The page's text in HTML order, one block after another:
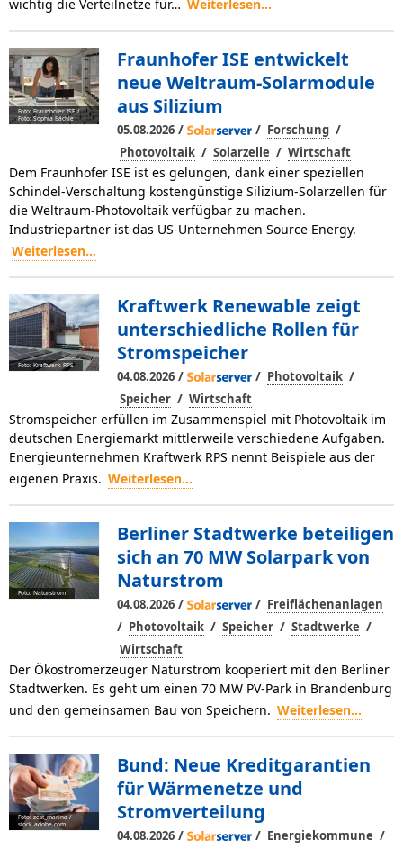
wichtig die Verteilnetze für… Weiterlesen...
Foto: Fraunhofer ISE /
Foto: Sophia Bächle
Fraunhofer ISE entwickelt
neue Weltraum-Solarmodule
aus Silizium
05.08.2026 / / Forschung /
Photovoltaik / Solarzelle / Wirtschaft
Dem Fraunhofer ISE ist es gelungen, dank einer speziellen
Schindel-Verschaltung kostengünstige Silizium-Solarzellen für
die Weltraum-Photovoltaik verfügbar zu machen.
Industriepartner ist das US-Unternehmen Source Energy.
Weiterlesen...
Foto: Kraftwerk RPS
Kraftwerk Renewable zeigt
unterschiedliche Rollen für
Stromspeicher
04.08.2026 / / Photovoltaik /
Speicher / Wirtschaft
Stromspeicher erfüllen im Zusammenspiel mit Photovoltaik im
deutschen Energiemarkt mittlerweile verschiedene Aufgaben.
Energieunternehmen Kraftwerk RPS nennt Beispiele aus der
eigenen Praxis. Weiterlesen...
Foto: Naturstrom
Berliner Stadtwerke beteiligen
sich an 70 MW Solarpark von
Naturstrom
04.08.2026 / / Freiflächenanlagen
/ Photovoltaik / Speicher / Stadtwerke /
Wirtschaft
Der Ökostromerzeuger Naturstrom kooperiert mit den Berliner
Stadtwerken. Es geht um einen 70 MW PV-Park in Brandenburg
und den gemeinsamen Bau von Speichern. Weiterlesen...
Foto: zest_marina /
stock.adobe.com
Bund: Neue Kreditgarantien
für Wärmenetze und
Stromverteilung
04.08.2026 / / Energiekommune /